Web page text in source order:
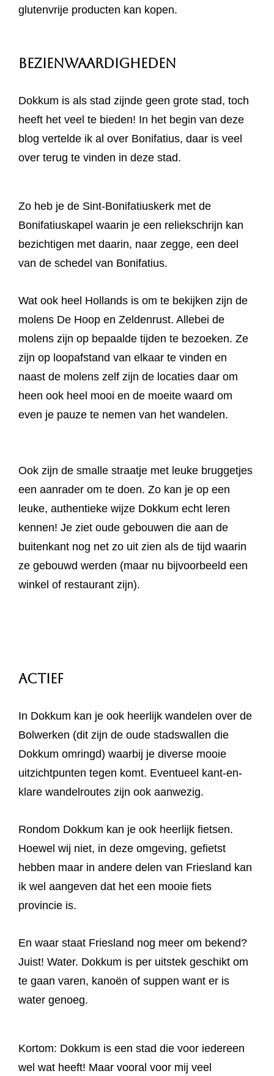
glutenvrije producten kan kopen.
Bezienwaardigheden
Dokkum is als stad zijnde geen grote stad, toch
heeft het veel te bieden! In het begin van deze
blog vertelde ik al over Bonifatius, daar is veel
over terug te vinden in deze stad.
Zo heb je de Sint-Bonifatiuskerk met de
Bonifatiuskapel waarin je een reliekschrijn kan
bezichtigen met daarin, naar zegge, een deel
van de schedel van Bonifatius.
Wat ook heel Hollands is om te bekijken zijn de
molens De Hoop en Zeldenrust. Allebei de
molens zijn op bepaalde tijden te bezoeken. Ze
zijn op loopafstand van elkaar te vinden en
naast de molens zelf zijn de locaties daar om
heen ook heel mooi en de moeite waard om
even je pauze te nemen van het wandelen.
Ook zijn de smalle straatje met leuke bruggetjes
een aanrader om te doen. Zo kan je op een
leuke, authentieke wijze Dokkum echt leren
kennen! Je ziet oude gebouwen die aan de
buitenkant nog net zo uit zien als de tijd waarin
ze gebouwd werden (maar nu bijvoorbeeld een
winkel of restaurant zijn).
Actief
In Dokkum kan je ook heerlijk wandelen over de
Bolwerken (dit zijn de oude stadswallen die
Dokkum omringd) waarbij je diverse mooie
uitzichtpunten tegen komt. Eventueel kant-en-
klare wandelroutes zijn ook aanwezig.
Rondom Dokkum kan je ook heerlijk fietsen.
Hoewel wij niet, in deze omgeving, gefietst
hebben maar in andere delen van Friesland kan
ik wel aangeven dat het een mooie fiets
provincie is.
En waar staat Friesland nog meer om bekend?
Juist! Water. Dokkum is per uitstek geschikt om
te gaan varen, kanoën of suppen want er is
water genoeg.
Kortom: Dokkum is een stad die voor iedereen
wel wat heeft! Maar vooral voor mij veel